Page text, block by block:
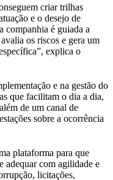
criar trilhas
e o desejo de
companhia é guiada a
os riscos e gera um
explica o
e na gestão do
que facilitam o dia a dia,
de um canal de
sobre a ocorrência
plataforma para que
adequar com agilidade e
licitações,